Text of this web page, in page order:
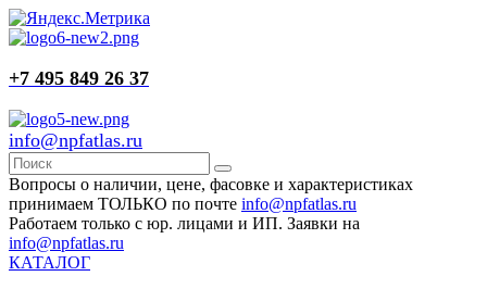
+7 495 849 26 37
info@npfatlas.ru
Вопросы о наличии, цене, фасовке и характеристиках
принимаем ТОЛЬКО по почте info@npfatlas.ru
Работаем только с юр. лицами и ИП. Заявки на
info@npfatlas.ru
КАТАЛОГ